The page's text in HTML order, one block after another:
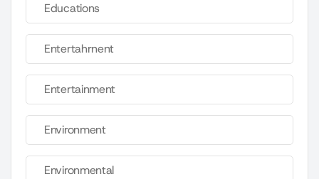
Educations
Entertahrnent
Entertainment
Environment
Environmental